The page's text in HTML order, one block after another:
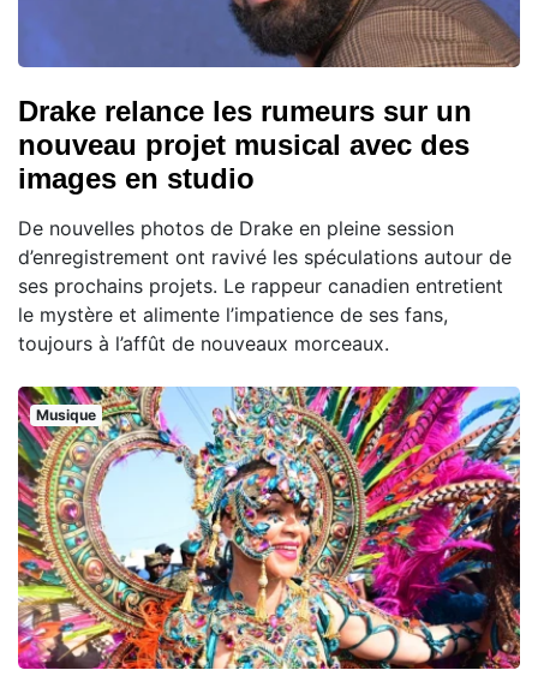
Drake relance les rumeurs sur un
nouveau projet musical avec des
images en studio
De nouvelles photos de Drake en pleine session
d’enregistrement ont ravivé les spéculations autour de
ses prochains projets. Le rappeur canadien entretient
le mystère et alimente l’impatience de ses fans,
toujours à l’affût de nouveaux morceaux.
Musique